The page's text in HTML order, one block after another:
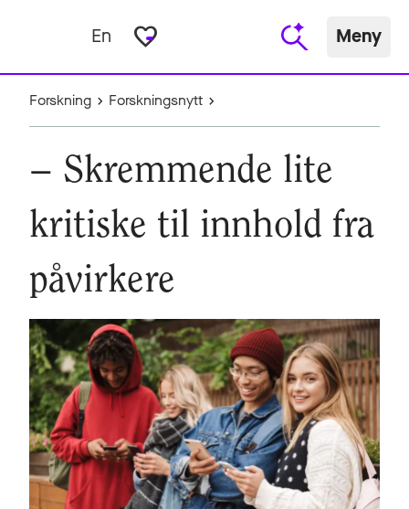
En favorite_border Meny
Forskning Forskningsnytt
– Skremmende lite
kritiske til innhold fra
påvirkere